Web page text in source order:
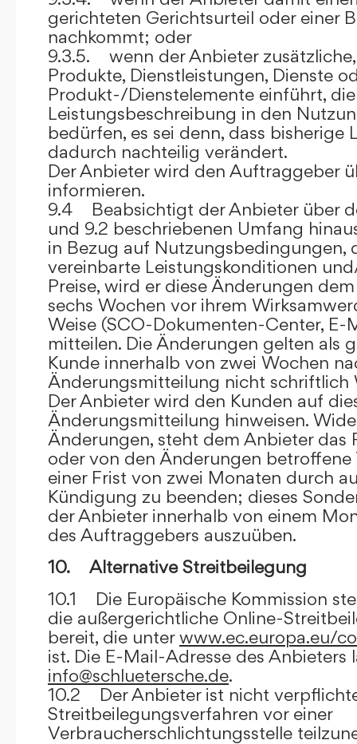
gerichteten Gerichtsurteil oder einer
nachkommt; oder
9.3.5. wenn der Anbieter
Produkte, Dienstleistungen, Dienste
Produkt-/Dienstelemente einführt,
Leistungsbeschreibung in den
bedürfen, es sei denn, dass bisherige
dadurch nachteilig verändert.
Der Anbieter wird den Auftraggeber
informieren.
9.4 Beabsichtigt der Anbieter über
und 9.2 beschriebenen Umfang
in Bezug auf Nutzungsbedingungen,
vereinbarte Leistungskonditionen
Preise, wird er diese Änderungen
sechs Wochen vor ihrem
Weise (SCO-Dokumenten-Center, E-
mitteilen. Die Änderungen gelten als
Kunde innerhalb von zwei Wochen
Änderungsmitteilung nicht schriftlich
Der Anbieter wird den Kunden auf
Änderungsmitteilung hinweisen.
Änderungen, steht dem Anbieter das
oder von den Änderungen betroffene
einer Frist von zwei Monaten durch
Kündigung zu beenden; dieses
der Anbieter innerhalb von einem
des Auftraggebers auszuüben.
10. Alternative Streitbeilegung
10.1 Die Europäische Kommission
die außergerichtliche Online-
bereit, die unterwww.ec.europa.eu/
ist. Die E-Mail-Adresse des Anbieters
info@schluetersche.de.
10.2 Der Anbieter ist nicht
Streitbeilegungsverfahren vor einer
Verbraucherschlichtungsstelle